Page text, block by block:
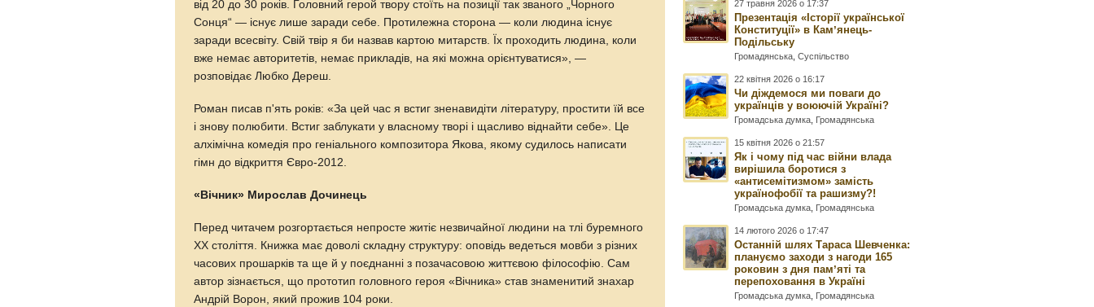
від 20 до 30 років. Головний герой твору стоїть на позиції так званого „Чорного
Сонця“ — існує лише заради себе. Протилежна сторона — коли людина існує
заради всесвіту. Свій твір я би назвав картою митарств. Їх проходить людина, коли
вже немає авторитетів, немає прикладів, на які можна орієнтуватися», —
розповідає Любко Дереш.
Роман писав п'ять років: «За цей час я встиг зненавидіти літературу, простити їй все
і знову полюбити. Встиг заблукати у власному творі і щасливо віднайти себе». Це
алхімічна комедія про геніального композитора Якова, якому судилось написати
гімн до відкриття Євро-2012.
«Вічник» Мирослав Дочинець
Перед читачем розгортається непросте житіє незвичайної людини на тлі буремного
ХХ століття. Книжка має доволі складну структуру: оповідь ведеться мовби з різних
часових прошарків та ще й у поєднанні з позачасовою життєвою філософію. Сам
автор зізнається, що прототип головного героя «Вічника» став знаменитий знахар
Андрій Ворон, який прожив 104 роки.
27 травня 2026 о 17:37
Презентація «Історії української
Конституції» в Камʼянець-
Подільську
Громадянська ,Суспільство
22 квітня 2026 о 16:17
Чи діждемося ми поваги до
українців у воюючій Україні?
Громадська думка Громадянська
15 квітня 2026 о 21:57
Як і чому під час війни влада
вирішила боротися з
«антисемітизмом» замість
українофобії та рашизму?!
Громадська думка Громадянська
14 лютого 2026 о 17:47
Останній шлях Тараса Шевченка:
плануємо заходи з нагоди 165
роковин з дня памʼяті та
перепоховання в Україні
Громадська думка Громадянська